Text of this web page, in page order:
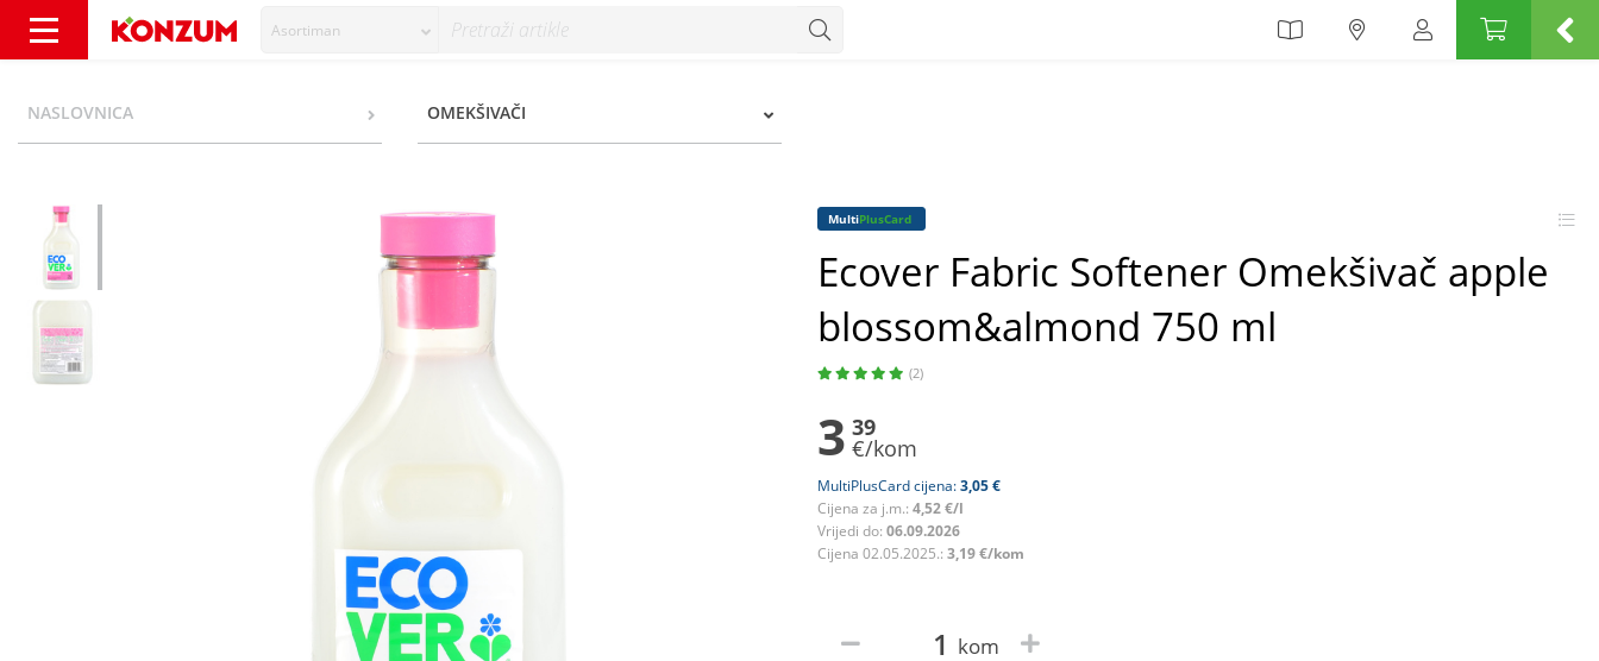
Asortiman
NASLOVNICA OMEKŠIVAČI
MultiPlusCard
Ecover Fabric Softener Omekšivač apple
blossom&almond 750 ml
(2)
3 39
€/kom
MultiPlusCard cijena:3,05 €
Cijena za j.m.: 4,52 €/l
Vrijedi do: 06.09.2026
Cijena 02.05.2025.: 3,19 €/kom
kom